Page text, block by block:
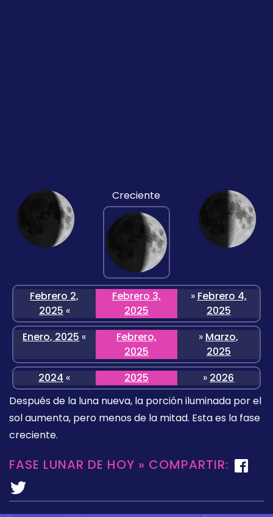
Creciente
Febrero 2,
2025 «
Febrero 3,
2025
» Febrero 4,
2025
Enero, 2025 «
Febrero,
2025
» Marzo,
2025
2024 « 2025 » 2026
Después de la luna nueva, la porción iluminada por el
sol aumenta, pero menos de la mitad. Esta es la fase
creciente.
FASE LUNAR DE HOY » COMPARTIR: